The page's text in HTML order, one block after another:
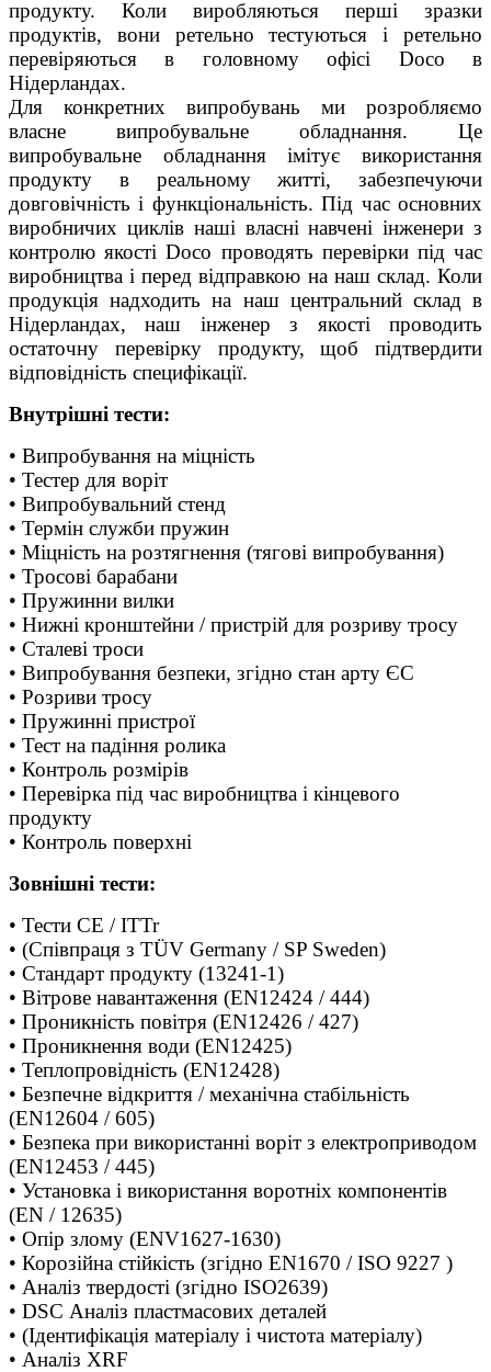
продукту. Коли виробляються перші зразки
продуктів, вони ретельно тестуються і ретельно
перевіряються в головному офісі Doco в
Нідерландах.
Для конкретних випробувань ми розробляємо
власне випробувальне обладнання. Це
випробувальне обладнання імітує використання
продукту в реальному житті, забезпечуючи
довговічність і функціональність. Під час основних
виробничих циклів наші власні навчені інженери з
контролю якості Doco проводять перевірки під час
виробництва і перед відправкою на наш склад. Коли
продукція надходить на наш центральний склад в
Нідерландах, наш інженер з якості проводить
остаточну перевірку продукту, щоб підтвердити
відповідність специфікації.
Внутрішні тести:
• Випробування на міцність
• Тестер для воріт
• Випробувальний стенд
• Термін служби пружин
• Міцність на розтягнення (тягові випробування)
• Тросові барабани
• Пружинни вилки
• Нижні кронштейни / пристрій для розриву тросу
• Сталеві троси
• Випробування безпеки, згідно стан арту ЄС
• Розриви тросу
• Пружинні пристрої
• Тест на падіння ролика
• Контроль розмірів
• Перевірка під час виробництва і кінцевого
продукту
• Контроль поверхні
Зовнішні тести:
• Тести CE / ITTr
• (Співпраця з TÜV Germany / SP Sweden)
• Стандарт продукту (13241-1)
• Вітрове навантаження (EN12424 / 444)
• Проникність повітря (EN12426 / 427)
• Проникнення води (EN12425)
• Теплопровідність (EN12428)
• Безпечне відкриття / механічна стабільність
(EN12604 / 605)
• Безпека при використанні воріт з електроприводом
(EN12453 / 445)
• Установка і використання воротніх компонентів
(EN / 12635)
• Опір злому (ENV1627-1630)
• Корозійна стійкість (згідно EN1670 / ISO 9227 )
• Аналіз твердості (згідно ISO2639)
• DSC Аналіз пластмасових деталей
• (Ідентифікація матеріалу і чистота матеріалу)
• Аналіз XRF